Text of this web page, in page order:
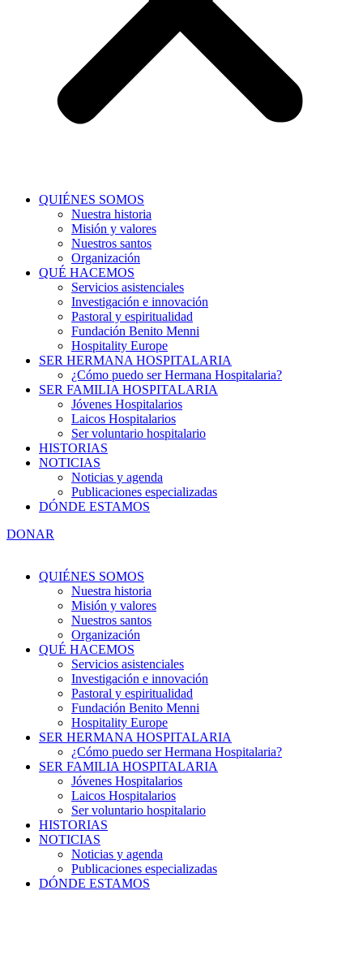
QUIÉNES SOMOS
Nuestra historia
Misión y valores
Nuestros santos
Organización
QUÉ HACEMOS
Servicios asistenciales
Investigación e innovación
Pastoral y espiritualidad
Fundación Benito Menni
Hospitality Europe
SER HERMANA HOSPITALARIA
¿Cómo puedo ser Hermana Hospitalaria?
SER FAMILIA HOSPITALARIA
Jóvenes Hospitalarios
Laicos Hospitalarios
Ser voluntario hospitalario
HISTORIAS
NOTICIAS
Noticias y agenda
Publicaciones especializadas
DÓNDE ESTAMOS
DONAR
QUIÉNES SOMOS
Nuestra historia
Misión y valores
Nuestros santos
Organización
QUÉ HACEMOS
Servicios asistenciales
Investigación e innovación
Pastoral y espiritualidad
Fundación Benito Menni
Hospitality Europe
SER HERMANA HOSPITALARIA
¿Cómo puedo ser Hermana Hospitalaria?
SER FAMILIA HOSPITALARIA
Jóvenes Hospitalarios
Laicos Hospitalarios
Ser voluntario hospitalario
HISTORIAS
NOTICIAS
Noticias y agenda
Publicaciones especializadas
DÓNDE ESTAMOS